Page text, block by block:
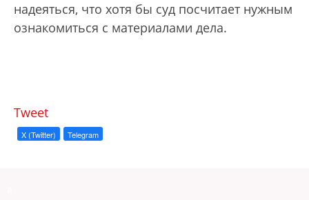
надеяться, что хотя бы суд посчитает нужным
ознакомиться с материалами дела.
Tweet
X (Twitter) Telegram